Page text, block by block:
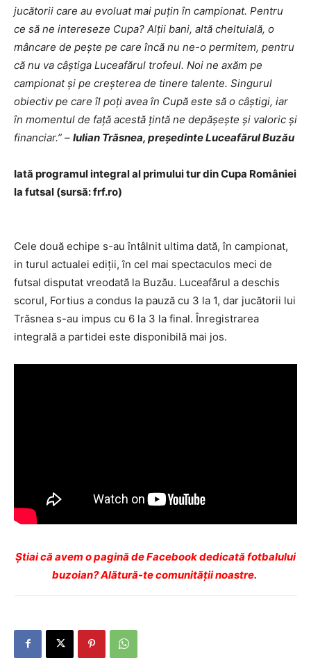
jucătorii care au evoluat mai puţin în campionat. Pentru
ce să ne intereseze Cupa? Alţii bani, altă cheltuială, o
mâncare de peşte pe care încă nu ne-o permitem, pentru
că nu va câştiga Luceafărul trofeul. Noi ne axăm pe
campionat şi pe creşterea de tinere talente. Singurul
obiectiv pe care îl poţi avea în Cupă este să o câştigi, iar
în momentul de faţă acestă ţintă ne depăşeşte şi valoric şi
financiar.” – Iulian Trăsnea, preşedinte Luceafărul Buzău
Iată programul integral al primului tur din Cupa României
la futsal (sursă: frf.ro)
Cele două echipe s-au întâlnit ultima dată, în campionat,
in turul actualei ediţii, în cel mai spectaculos meci de
futsal disputat vreodată la Buzău. Luceafărul a deschis
scorul, Fortius a condus la pauză cu 3 la 1, dar jucătorii lui
Trăsnea s-au impus cu 6 la 3 la final. Înregistrarea
integrală a partidei este disponibilă mai jos.
Ştiai că avem o pagină de Facebook dedicată fotbalului
buzoian? Alătură-te comunității noastre.